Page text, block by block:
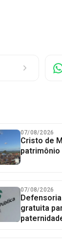
07/08/2026
Cristo de
patrimônio
07/08/2026
gratuita